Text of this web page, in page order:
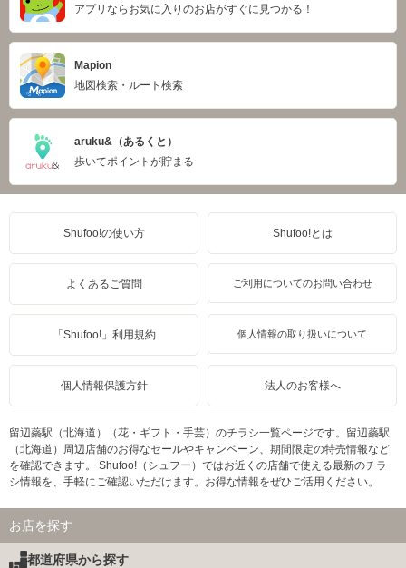
アプリならお気に入りのお店がすぐに見つかる！
Mapion
地図検索・ルート検索
aruku&（あるくと）
歩いてポイントが貯まる
Shufoo!の使い方 Shufoo!とは
よくあるご質問 ご利用についてのお問い合わせ
「Shufoo!」利用規約 個人情報の取り扱いについて
個人情報保護方針 法人のお客様へ
留辺蘂駅（北海道）（花・ギフト・手芸）のチラシ一覧ページです。留辺蘂駅
（北海道）周辺店舗のお得なセールやキャンペーン、期間限定の特売情報など
を確認できます。 Shufoo!（シュフー）ではお近くの店舗で使える最新のチラ
シ情報を、手軽にご確認いただけます。お得な情報をぜひご活用ください。
お店を探す
都道府県から探す